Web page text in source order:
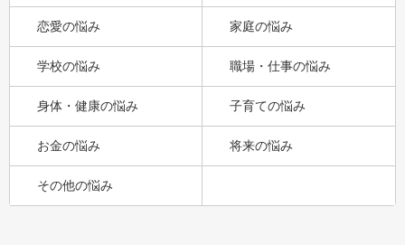
恋愛の悩み 家庭の悩み
学校の悩み 職場・仕事の悩み
身体・健康の悩み 子育ての悩み
お金の悩み 将来の悩み
その他の悩み